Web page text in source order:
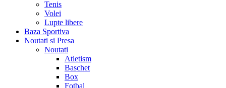
Tenis
Volei
Lupte libere
Baza Sportiva
Noutati si Presa
Noutati
Atletism
Baschet
Box
Fotbal